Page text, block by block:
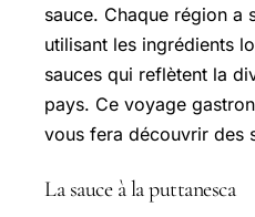
sauce. Chaque région a
utilisant les ingrédients
sauces qui reflètent la
pays. Ce voyage
vous fera découvrir des
La sauce à la puttanesca